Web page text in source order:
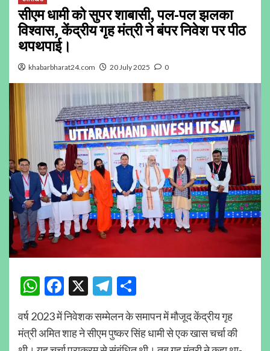
सीएम धामी को सुपर शाबासी, पल-पल झलका
विश्वास, केंद्रीय गृह मंत्री ने बंपर निवेश पर पीठ
थपथपाई।
khabarbharat24.com 20 July 2025 0
WhatsApp
Facebook
X Telegram
वर्ष 2023 में निवेशक सम्मेलन के समापन में मौजूद केंद्रीय गृह
मंत्री अमित शाह ने सीएम पुष्कर सिंह धामी से एक खास चर्चा की